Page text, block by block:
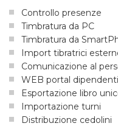
Controllo presenze
Timbratura da PC
Timbratura da
Import tibratrici
Comunicazione al
WEB portal dipendenti
Esportazione libro
Importazione turni
Distribuzione cedolini